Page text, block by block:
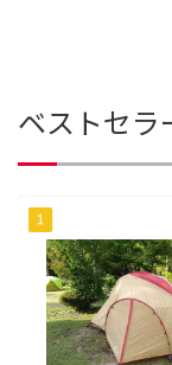
ベストセラ